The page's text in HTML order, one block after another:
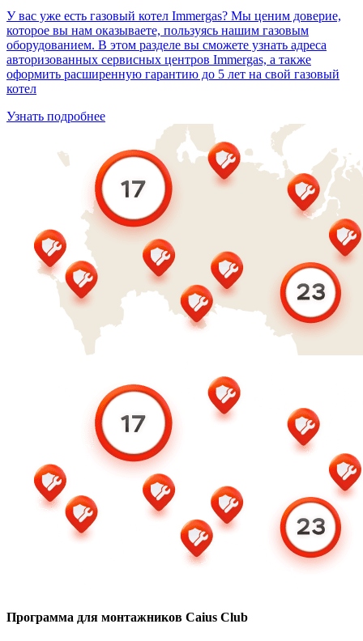
У вас уже есть газовый котел Immergas? Мы ценим доверие,
которое вы нам оказываете, пользуясь нашим газовым
оборудованием. В этом разделе вы сможете узнать адреса
авторизованных сервисных центров Immergas, а также
оформить расширенную гарантию до 5 лет на свой газовый
котел
Узнать подробнее
Программа для монтажников Caius Club